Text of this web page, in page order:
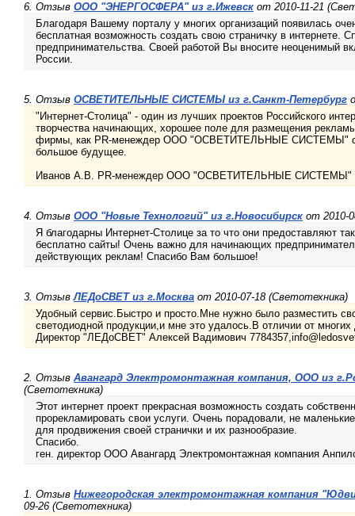
6. Отзыв ООО "ЭНЕРГОСФЕРА" из г.Ижевск от 2010-11-21
Благодаря Вашему порталу у многих организаций появилась
бесплатная возможность создать свою страничку в интернете.
предпринимательства. Своей работой Вы вносите неоценимый
России.
5. Отзыв ОСВЕТИТЕЛЬНЫЕ СИСТЕМЫ из г.Санкт-Петербург
"Интернет-Столица" - один из лучших проектов Российского
творчества начинающих, хорошее поле для размещения
фирмы, как PR-менеждер ООО "ОСВЕТИТЕЛЬНЫЕ СИСТЕМЫ"
большое будущее.
Иванов А.В. PR-менеждер ООО "ОСВЕТИТЕЛЬНЫЕ СИСТЕМЫ"
4. Отзыв ООО "Новые Технологий" из г.Новосибирск от 2010-
Я благодарны Интернет-Столице за то что они предоставляют
бесплатно сайты! Очень важно для начинающих
действующих реклам! Спасибо Вам большое!
3. ОтзывЛЕДоСВЕТ из г.Москва от 2010-07-18 (Светотехника)
Удобный сервис.Быстро и просто.Мне нужно было разместить
светодиодной продукции,и мне это удалось.В отличии от многих
Директор "ЛЕДоСВЕТ" Алексей Вадимович
2. Отзыв Авангард Электромонтажная компания, ООО из
(Светотехника)
Этот интернет проект прекрасная возможность создать
прорекламировать свои услуги. Очень порадовали, не
для продвижения своей странички и их разнообразие.
Спасибо.
ген. директор ООО Авангард Электромонтажная компания
1. Отзыв Нижегородская электромонтажная компания
09-26 (Светотехника)